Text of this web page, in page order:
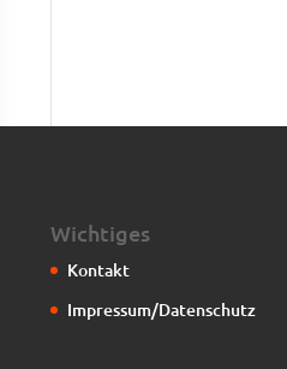
Wichtiges
Kontakt
Impressum/Datenschutz